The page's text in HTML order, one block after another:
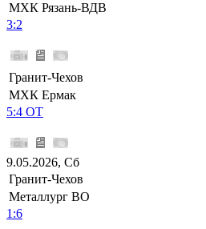
МХК Рязань-ВДВ
3:2
Гранит-Чехов
МХК Ермак
5:4 ОТ
9.05.2026, Сб
Гранит-Чехов
Металлург ВО
1:6